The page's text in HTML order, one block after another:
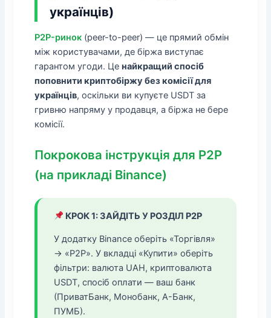
українців)
P2P-ринок (peer-to-peer) — це прямий обмін
між користувачами, де біржа виступає
гарантом угоди. Ценайкращий спосіб
поповнити криптобіржу без комісії для
українців, оскільки ви купуєте USDT за
гривню напряму у продавця, а біржа не бере
комісії.
Покрокова інструкція для P2P
(на прикладі Binance)
КРОК 1: ЗАЙДІТЬ У РОЗДІЛ P2P
У додатку Binance оберіть «Торгівля»
→ «P2P». У вкладці «Купити» оберіть
фільтри: валюта UAH, криптовалюта
USDT, спосіб оплати — ваш банк
(ПриватБанк, Монобанк, А-Банк,
ПУМБ).